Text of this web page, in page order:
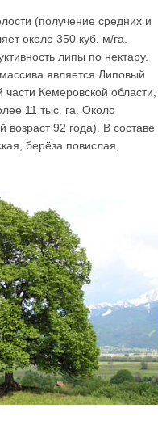
(получение средних и
около 350 куб. м/га.
липы по нектару.
является Липовый
Кемеровской области,
11 тыс. га. Около
92 года). В составе
берёза повислая,